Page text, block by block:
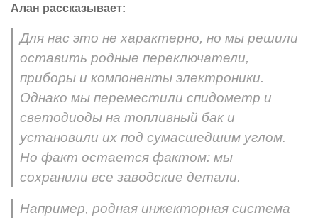
Алан рассказывает:
Для нас это не характерно, но мы решили
оставить родные переключатели,
приборы и компоненты электроники.
Однако мы переместили спидометр и
светодиоды на топливный бак и
установили их под сумасшедшим углом.
Но факт остается фактом: мы
сохранили все заводские детали.
Например, родная инжекторная система